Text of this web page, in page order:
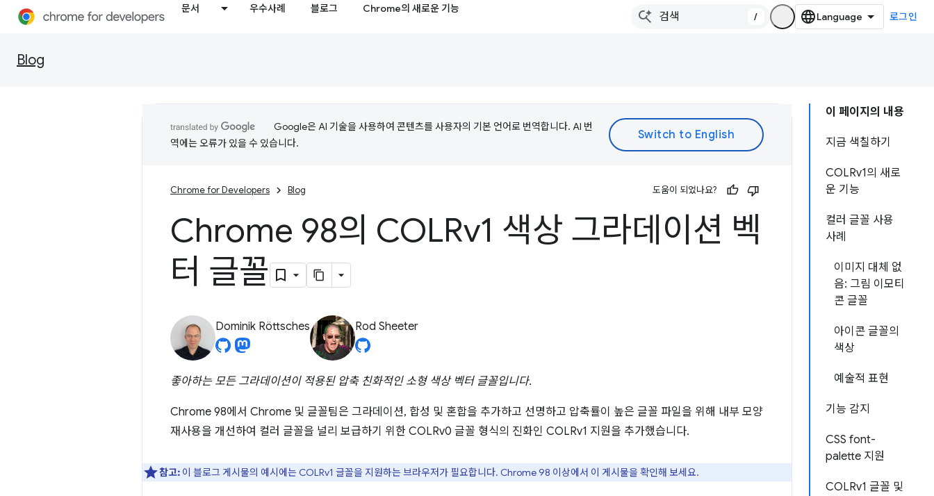
문서 우수사례 블로그 Chrome의 새로운 기능
/ 로그인
Blog
이 페이지의 내용
지금 색칠하기
COLRv1의 새로
운 기능
컬러 글꼴 사용
사례
이미지 대체 없
음: 그림 이모티
콘 글꼴
아이콘 글꼴의
색상
예술적 표현
기능 감지
CSS font-
palette 지원
COLRv1 글꼴 및
Google은 AI 기술을 사용하여 콘텐츠를 사용자의 기본 언어로 번역합니다. AI 번
역에는 오류가 있을 수 있습니다.
Chrome for Developers Blog 도움이 되었나요?
Chrome 98의 COLRv1 색상 그라데이션 벡
터 글꼴
Dominik Röttsches Rod Sheeter
좋아하는 모든 그라데이션이 적용된 압축 친화적인 소형 색상 벡터 글꼴입니다.
Chrome 98에서 Chrome 및 글꼴팀은 그라데이션, 합성 및 혼합을 추가하고 선명하고 압축률이 높은 글꼴 파일을 위해 내부 모양
재사용을 개선하여 컬러 글꼴을 널리 보급하기 위한 COLRv0 글꼴 형식의 진화인 COLRv1 지원을 추가했습니다.
참고: 이 블로그 게시물의 예시에는 COLRv1 글꼴을 지원하는 브라우저가 필요합니다. Chrome 98 이상에서 이 게시물을 확인해 보세요.